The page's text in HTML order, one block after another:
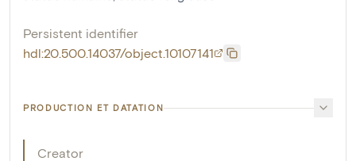
Persistent identifier
hdl:20.500.14037/object.10107141
PRODUCTION ET DATATION
Creator